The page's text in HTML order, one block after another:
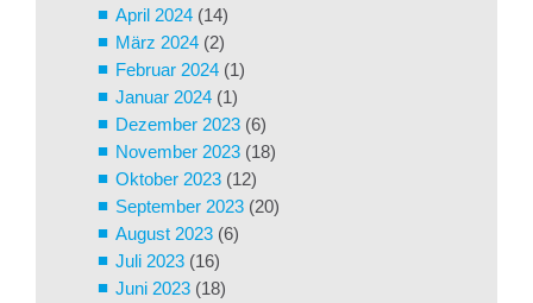
April 2024 (14)
März 2024 (2)
Februar 2024 (1)
Januar 2024 (1)
Dezember 2023 (6)
November 2023 (18)
Oktober 2023 (12)
September 2023 (20)
August 2023 (6)
Juli 2023 (16)
Juni 2023 (18)